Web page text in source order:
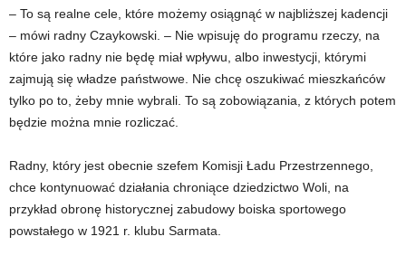
– To są realne cele, które możemy osiągnąć w najbliższej kadencji
– mówi radny Czaykowski. – Nie wpisuję do programu rzeczy, na
które jako radny nie będę miał wpływu, albo inwestycji, którymi
zajmują się władze państwowe. Nie chcę oszukiwać mieszkańców
tylko po to, żeby mnie wybrali. To są zobowiązania, z których potem
będzie można mnie rozliczać.
Radny, który jest obecnie szefem Komisji Ładu Przestrzennego,
chce kontynuować działania chroniące dziedzictwo Woli, na
przykład obronę historycznej zabudowy boiska sportowego
powstałego w 1921 r. klubu Sarmata.